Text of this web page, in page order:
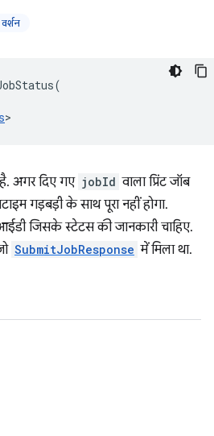
(
>
है. अगर दिए गए jobId वाला प्रिंट जॉब
गड़बड़ी के साथ पूरा नहीं होगा.
जिसके स्टेटस की जानकारी चाहिए.
SubmitJobResponse में मिला था.